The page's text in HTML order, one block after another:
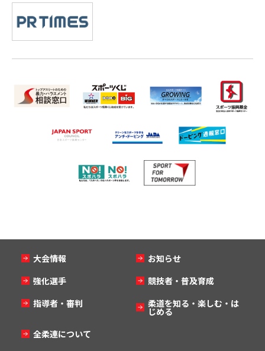
大会情報
お知らせ
強化選手
競技者・普及育成
指導者・審判
柔道を知る・楽しむ・は
じめる
全柔連について